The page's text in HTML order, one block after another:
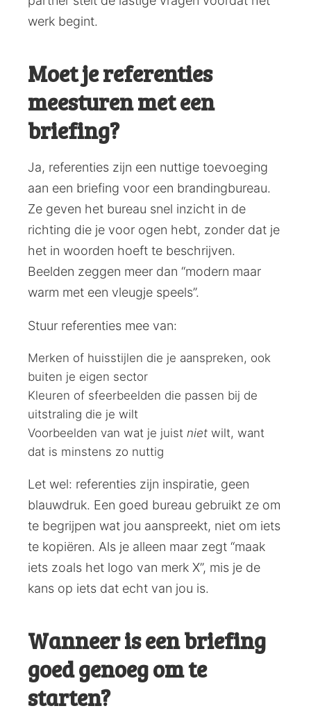
werk begint.
Moet je referenties
meesturen met een
briefing?
Ja, referenties zijn een nuttige toevoeging
aan een briefing voor een brandingbureau.
Ze geven het bureau snel inzicht in de
richting die je voor ogen hebt, zonder dat je
het in woorden hoeft te beschrijven.
Beelden zeggen meer dan “modern maar
warm met een vleugje speels”.
Stuur referenties mee van:
Merken of huisstijlen die je aanspreken, ook
buiten je eigen sector
Kleuren of sfeerbeelden die passen bij de
uitstraling die je wilt
Voorbeelden van wat je juist niet wilt, want
dat is minstens zo nuttig
Let wel: referenties zijn inspiratie, geen
blauwdruk. Een goed bureau gebruikt ze om
te begrijpen wat jou aanspreekt, niet om iets
te kopiëren. Als je alleen maar zegt “maak
iets zoals het logo van merk X”, mis je de
kans op iets dat echt van jou is.
Wanneer is een briefing
goed genoeg om te
starten?